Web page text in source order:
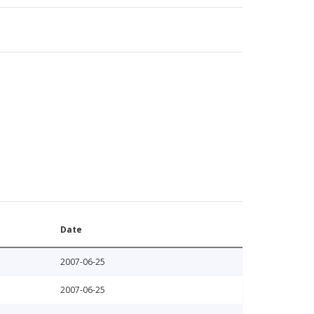
Date
2007-06-25
2007-06-25